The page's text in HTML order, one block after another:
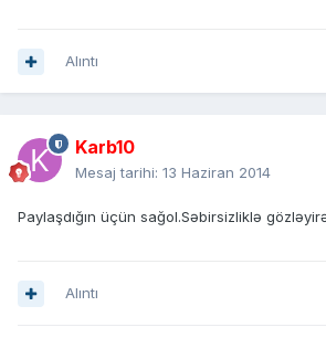
Alıntı
Karb10
Mesaj tarihi: 13 Haziran 2014
Paylaşdığın üçün sağol.Səbirsizliklə
Alıntı